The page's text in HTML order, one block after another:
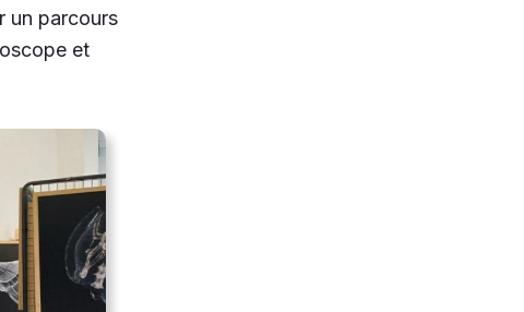
un parcours
et